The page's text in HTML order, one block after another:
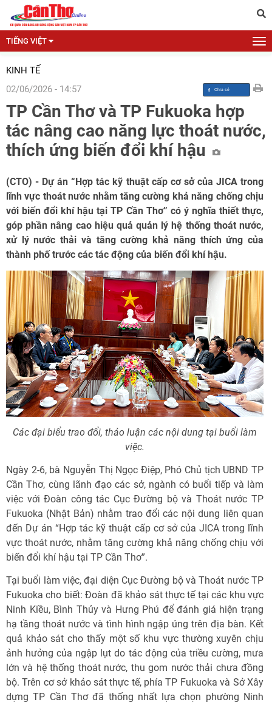
TIẾNG VIỆT
KINH TẾ
02/06/2026 - 14:57
TP Cần Thơ và TP Fukuoka hợp
tác nâng cao năng lực thoát nước,
thích ứng biến đổi khí hậu
(CTO) - Dự án “Hợp tác kỹ thuật cấp cơ sở của JICA trong
lĩnh vực thoát nước nhằm tăng cường khả năng chống chịu
với biến đổi khí hậu tại TP Cần Thơ” có ý nghĩa thiết thực,
góp phần nâng cao hiệu quả quản lý hệ thống thoát nước,
xử lý nước thải và tăng cường khả năng thích ứng của
thành phố trước các tác động của biến đổi khí hậu.
Các đại biểu trao đổi, thảo luận các nội dung tại buổi làm
việc.
Ngày 2-6, bà Nguyễn Thị Ngọc Điệp, Phó Chủ tịch UBND TP
Cần Thơ, cùng lãnh đạo các sở, ngành có buổi tiếp và làm
việc với Đoàn công tác Cục Đường bộ và Thoát nước TP
Fukuoka (Nhật Bản) nhằm trao đổi các nội dung liên quan
đến Dự án “Hợp tác kỹ thuật cấp cơ sở của JICA trong lĩnh
vực thoát nước, nhằm tăng cường khả năng chống chịu với
biến đổi khí hậu tại TP Cần Thơ”.
Tại buổi làm việc, đại diện Cục Đường bộ và Thoát nước TP
Fukuoka cho biết: Đoàn đã khảo sát thực tế tại các khu vực
Ninh Kiều, Bình Thủy và Hưng Phú để đánh giá hiện trạng
hạ tầng thoát nước và tình hình ngập úng trên địa bàn. Kết
quả khảo sát cho thấy một số khu vực thường xuyên chịu
ảnh hưởng của ngập lụt do tác động của triều cường, mưa
lớn và hệ thống thoát nước, thu gom nước thải chưa đồng
bộ. Trên cơ sở khảo sát thực tế, phía TP Fukuoka và Sở Xây
dựng TP Cần Thơ đã thống nhất lựa chọn phường Ninh